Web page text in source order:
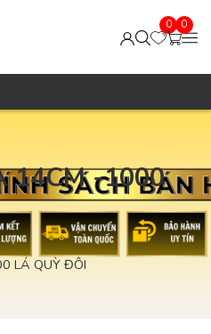
0 0
14CM -1000
LÁ QUỲ ĐÔI